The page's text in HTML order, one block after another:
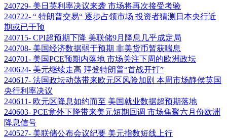
240729- 美日英利率决议来袭 市场将再次接受考验
240722- “ 特朗普交易“ 逐步占领市场 投资者猜测日本央行近
期或已干预
240715- CPI超预期下降 美联储9月降息几乎成定局
240708- 美国经济数据弱于预期 非美货币暂获喘息
240701- 美国PCE预期内落地 市场关注下周的欧洲政坛
240624- 美元继续走高 拜登特朗普“首战开打”
240617- 法国政坛动荡带来欧元区风险加剧 本周市场静侯英国
央行利率决议
240611- 欧元区降息如约而至 美国就业数据超预期落地
240603- PCE意外下降带来美元短期回调 市场焦聚六月份欧洲
降息信号
240527- 美联储公布会议纪要 美元指数短线上行